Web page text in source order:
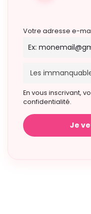
Votre adresse e-
En vous inscrivant,
confidentialité.